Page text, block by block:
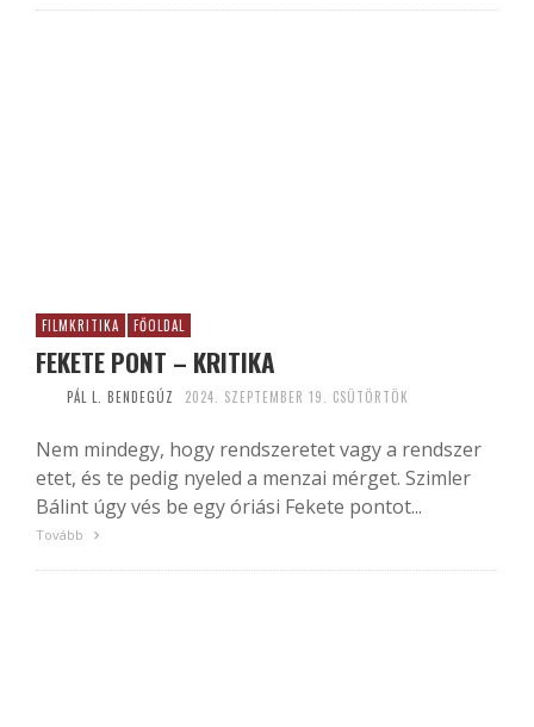
FILMKRITIKA FŐOLDAL
FEKETE PONT – KRITIKA
PÁL L. BENDEGÚZ 2024. SZEPTEMBER 19. CSÜTÖRTÖK
Nem mindegy, hogy rendszeretet vagy a rendszer
etet, és te pedig nyeled a menzai mérget. Szimler
Bálint úgy vés be egy óriási Fekete pontot...
Tovább